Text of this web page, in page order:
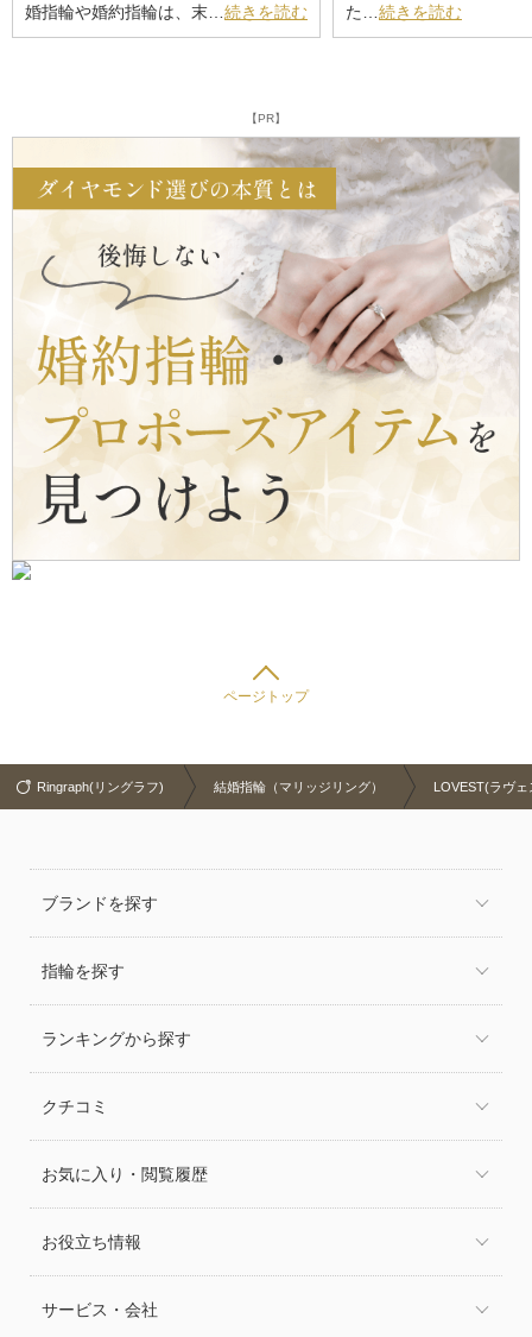
婚指輪や婚約指輪は、末… 続きを読む
た… 続きを読む
【PR】
ページトップ
Ringraph(リングラフ) 結婚指輪（マリッジリング） LOVEST(ラヴェ
ブランドを探す
指輪を探す
ランキングから探す
クチコミ
お気に入り・閲覧履歴
お役立ち情報
サービス・会社